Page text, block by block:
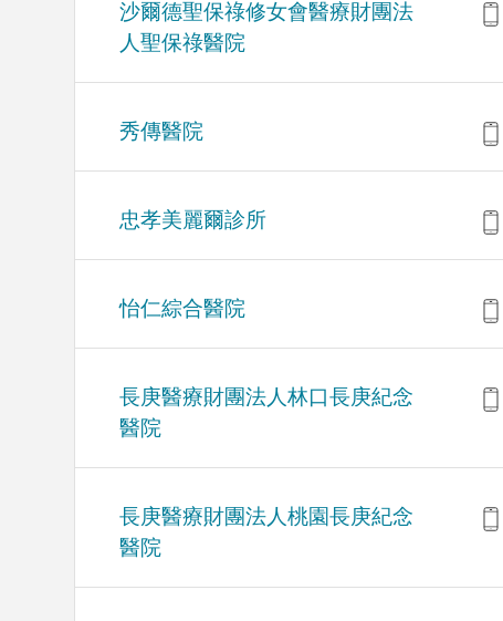
沙爾德聖保祿修女會醫療財團法
人聖保祿醫院
秀傳醫院
忠孝美麗爾診所
怡仁綜合醫院
長庚醫療財團法人林口長庚紀念
醫院
長庚醫療財團法人桃園長庚紀念
醫院